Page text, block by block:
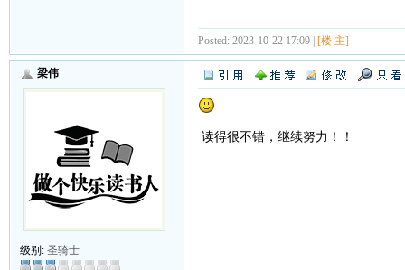
Posted: 2023-10-22 17:09 | [楼 主]
梁伟
级别: 圣骑士
读得很不错，继续努力！！